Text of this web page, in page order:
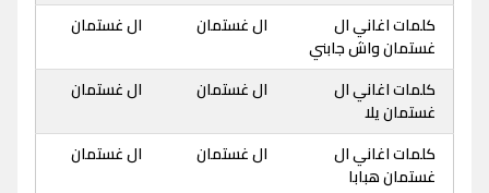
كلمات اغاني ال
غستمان واش جابني
ال غستمان ال غستمان
كلمات اغاني ال
غستمان يلا
ال غستمان ال غستمان
كلمات اغاني ال
غستمان هبابا
ال غستمان ال غستمان